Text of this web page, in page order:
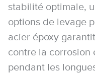
stabilité optimale,
options de levage
acier époxy
contre la corrosion
pendant les